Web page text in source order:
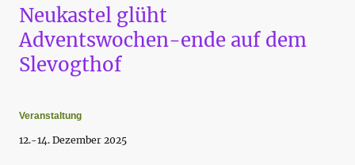
Neukastel glüht
Adventswochen-ende auf dem
Slevogthof
Veranstaltung
12.-14. Dezember 2025